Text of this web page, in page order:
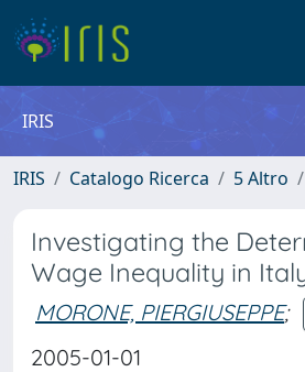
IRIS
IRIS Catalogo Ricerca 5 Altro
Investigating the
Wage Inequality in
MORONE, PIERGIUSEPPE;
2005-01-01